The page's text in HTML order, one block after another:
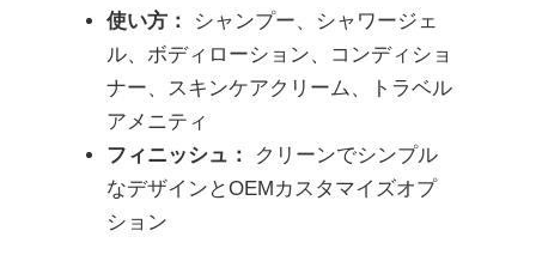
使い方：
シャンプー、シャワージェ
ル、ボディローション、コンディショ
ナー、スキンケアクリーム、トラベル
アメニティ
フィニッシュ：
クリーンでシンプル
なデザインとOEMカスタマイズオプ
ション